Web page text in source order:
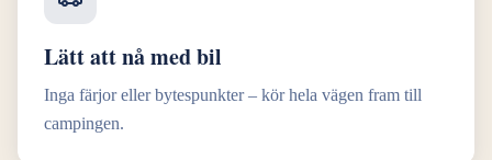
Lätt att nå med bil
Inga färjor eller bytespunkter – kör hela vägen fram till
campingen.